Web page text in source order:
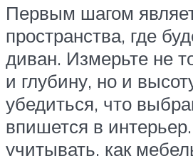
Первым шагом
пространства, где
диван. Измерьте не
и глубину, но и
убедиться, что
впишется в
учитывать, как